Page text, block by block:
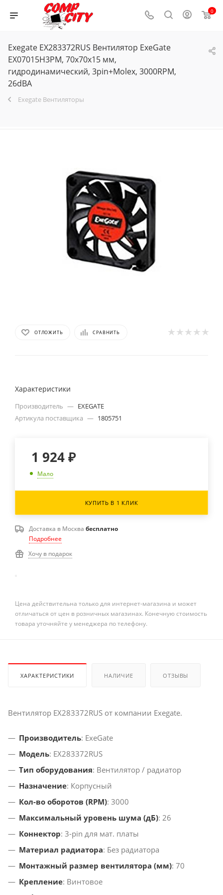
0
Exegate EX283372RUS Вентилятор ExeGate
EX07015H3PM, 70x70x15 мм,
гидродинамический, 3pin+Molex, 3000RPM,
26dBA
Exegate Вентиляторы
ОТЛОЖИТЬ СРАВНИТЬ
Характеристики
Производитель — EXEGATE
Артикула поставщика — 1805751
1 924₽
Мало
КУПИТЬ В 1 КЛИК
Доставка в Москва бесплатно
Подробнее
Хочу в подарок
Цена действительна только для интернет-магазина и может
отличаться от цен в розничных магазинах. Конечную стоимость
товара уточняйте у менеджера по телефону.
ХАРАКТЕРИСТИКИ НАЛИЧИЕ ОТЗЫВЫ
Вентилятор EX283372RUS от компании Exegate.
Производитель: ExeGate
Модель: EX283372RUS
Тип оборудования: Вентилятор / радиатор
Назначение: Корпусный
Кол-во оборотов (RPM): 3000
Максимальный уровень шума (дБ): 26
Коннектор: 3-pin для мат. платы
Материал радиатора: Без радиатора
Монтажный размер вентилятора (мм): 70
Крепление: Винтовое